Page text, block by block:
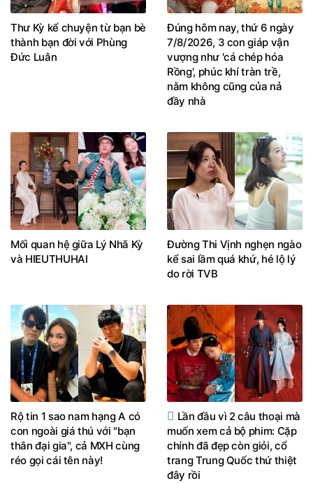
Thư Kỳ kể chuyện từ bạn bè
thành bạn đời với Phùng
Đức Luân
Đúng hôm nay, thứ 6 ngày
7/8/2026, 3 con giáp vận
vượng như 'cá chép hóa
Rồng', phúc khí tràn trề,
nằm không cũng của nả
đầy nhà
Mối quan hệ giữa Lý Nhã Kỳ
và HIEUTHUHAI
Đường Thi Vịnh nghẹn ngào
kể sai lầm quá khứ, hé lộ lý
do rời TVB
Rộ tin 1 sao nam hạng A có
con ngoài giá thú với "bạn
thân đại gia", cả MXH cùng
réo gọi cái tên này!
Lần đầu vì 2 câu thoại mà
muốn xem cả bộ phim: Cặp
chính đã đẹp còn giỏi, cổ
trang Trung Quốc thứ thiệt
đây rồi